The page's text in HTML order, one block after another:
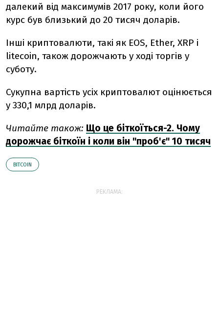
далекий від максимумів 2017 року, коли його
курс був близький до 20 тисяч доларів.
Інші криптовалюти, такі як EOS, Ether, XRP і
litecoin, також дорожчають у ході торгів у
суботу.
Сукупна вартість усіх криптовалют оцінюється
у 330,1 млрд доларів.
Читайте також: Що це біткоїться-2. Чому
дорожчає біткоїн і коли він "проб'є" 10 тисяч
BITCOIN
РЕКЛАМА: